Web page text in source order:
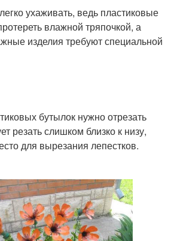
ухаживать, ведь пластиковые
влажной тряпочкой, а
изделия требуют специальной
бутылок нужно отрезать
резать слишком близко к низу,
для вырезания лепестков.